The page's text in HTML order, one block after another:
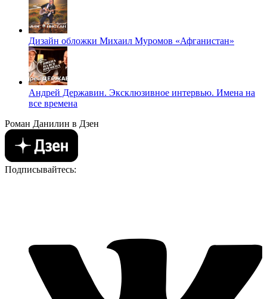
Дизайн обложки Михаил Муромов «Афганистан»
Андрей Державин. Эксклюзивное интервью. Имена на
все времена
Роман Данилин в Дзен
Подписывайтесь: